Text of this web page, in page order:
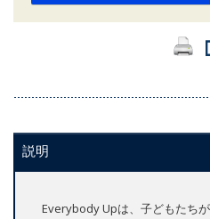
説明
Everybody Upは、子どもたち